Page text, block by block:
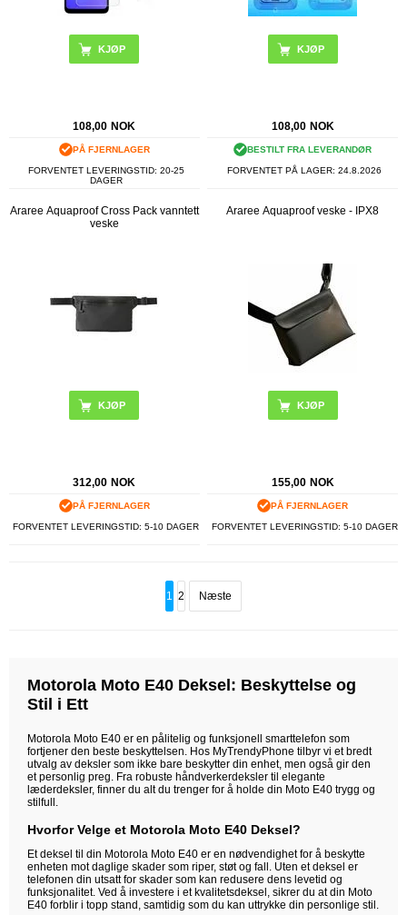
108,00 NOK
PÅ FJERNLAGER
FORVENTET LEVERINGSTID: 20-25
DAGER
KJØP
108,00 NOK
BESTILT FRA LEVERANDØR
FORVENTET PÅ LAGER:24.8.2026
Araree Aquaproof Cross Pack vanntett
veske
KJØP
312,00 NOK
PÅ FJERNLAGER
FORVENTET LEVERINGSTID: 5-10 DAGER
Araree Aquaproof veske - IPX8
KJØP
155,00 NOK
PÅ FJERNLAGER
FORVENTET LEVERINGSTID: 5-10 DAGER
1 2 Næste
Motorola Moto E40 Deksel: Beskyttelse og
Stil i Ett
Motorola Moto E40 er en pålitelig og funksjonell smarttelefon som
fortjener den beste beskyttelsen. Hos MyTrendyPhone tilbyr vi et bredt
utvalg av deksler som ikke bare beskytter din enhet, men også gir den
et personlig preg. Fra robuste håndverkerdeksler til elegante
læderdeksler, finner du alt du trenger for å holde din Moto E40 trygg og
stilfull.
Hvorfor Velge et Motorola Moto E40 Deksel?
Et deksel til din Motorola Moto E40 er en nødvendighet for å beskytte
enheten mot daglige skader som riper, støt og fall. Uten et deksel er
telefonen din utsatt for skader som kan redusere dens levetid og
funksjonalitet. Ved å investere i et kvalitetsdeksel, sikrer du at din Moto
E40 forblir i topp stand, samtidig som du kan uttrykke din personlige stil.